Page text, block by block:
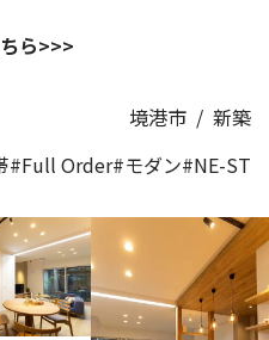
ら>>>
境港市 / 新築
#Full Order#モダン#NE-ST